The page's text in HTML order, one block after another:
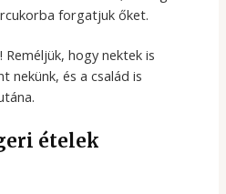
forgatjuk őket.
Reméljük, hogy nektek is
nekünk, és a család is
ételek